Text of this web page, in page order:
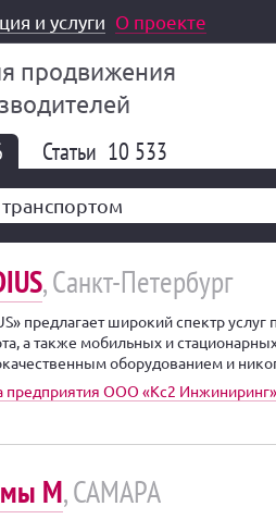
и услуги О проекте
продвижения
Статьи 10 533
, Санкт-Петербург
предлагает широкий спектр
а также мобильных и
оборудованием и
предприятия ООО «Кс2 Инжиниринг»
М, САМАРА